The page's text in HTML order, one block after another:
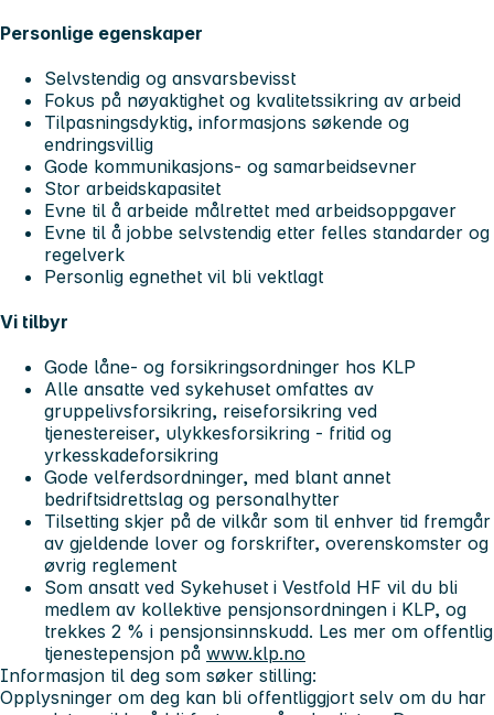
Personlige egenskaper
Selvstendig og ansvarsbevisst
Fokus på nøyaktighet og kvalitetssikring av arbeid
Tilpasningsdyktig, informasjons søkende og
endringsvillig
Gode kommunikasjons- og samarbeidsevner
Stor arbeidskapasitet
Evne til å arbeide målrettet med arbeidsoppgaver
Evne til å jobbe selvstendig etter felles standarder og
regelverk
Personlig egnethet vil bli vektlagt
Vi tilbyr
Gode låne- og forsikringsordninger hos KLP
Alle ansatte ved sykehuset omfattes av
gruppelivsforsikring, reiseforsikring ved
tjenestereiser, ulykkesforsikring - fritid og
yrkesskadeforsikring
Gode velferdsordninger, med blant annet
bedriftsidrettslag og personalhytter
Tilsetting skjer på de vilkår som til enhver tid fremgår
av gjeldende lover og forskrifter, overenskomster og
øvrig reglement
Som ansatt ved Sykehuset i Vestfold HF vil du bli
medlem av kollektive pensjonsordningen i KLP, og
trekkes 2 % i pensjonsinnskudd. Les mer om offentlig
tjenestepensjon på www.klp.no
Informasjon til deg som søker stilling:
Opplysninger om deg kan bli offentliggjort selv om du har